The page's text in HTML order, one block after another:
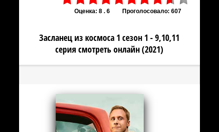
Оценка: 8 . 6 Проголосовало: 607
Засланец из космоса 1 сезон 1 - 9,10,11
серия смотреть онлайн (2021)